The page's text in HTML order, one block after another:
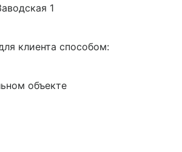
1
клиента способом:
объекте